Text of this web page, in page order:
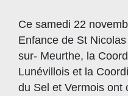
Ce samedi 22
Enfance de St
sur- Meurthe, la
Lunévillois et la
du Sel et Vermois ont